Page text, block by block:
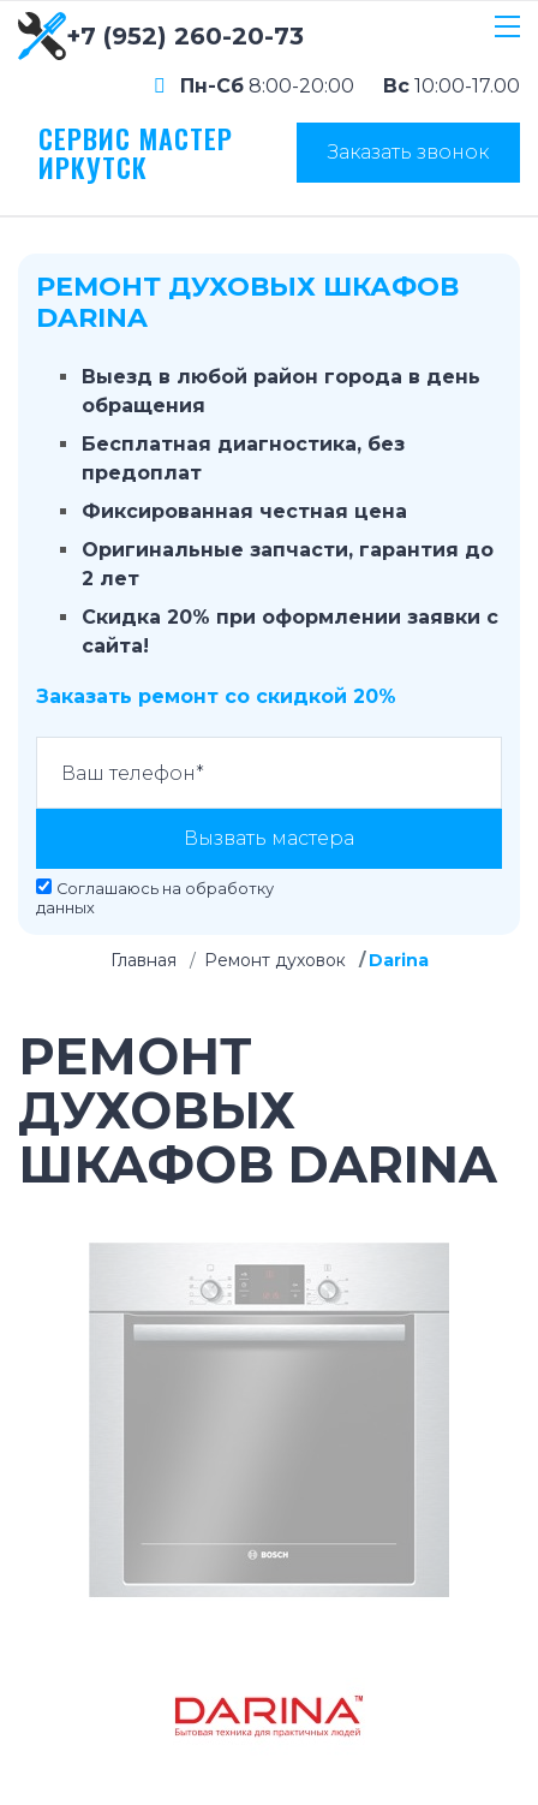
+7 (952) 260-20-73
Пн-Сб 8:00-20:00 Вс 10:00-17.00
СЕРВИС МАСТЕР
ИРКУТСК Заказать звонок
РЕМОНТ ДУХОВЫХ ШКАФОВ
DARINA
Выезд в любой район города в день
обращения
Бесплатная диагностика, без
предоплат
Фиксированная честная цена
Оригинальные запчасти, гарантия до
2 лет
Скидка 20% при оформлении заявки с
сайта!
Заказать ремонт со скидкой 20%
Вызвать мастера
Соглашаюсь на обработку
данных
Главная Ремонт духовок Darina
РЕМОНТ
ДУХОВЫХ
ШКАФОВ DARINA